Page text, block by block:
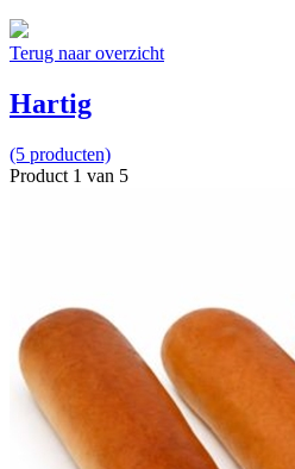
Terug naar overzicht
Hartig
(5 producten)
Product 1 van 5